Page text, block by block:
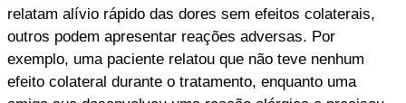
relatam alívio rápido das dores sem efeitos colaterais,
outros podem apresentar reações adversas. Por
exemplo, uma paciente relatou que não teve nenhum
efeito colateral durante o tratamento, enquanto uma